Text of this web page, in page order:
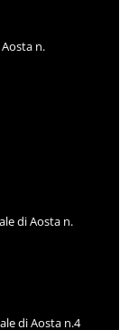
n.
di Aosta n.
di Aosta n.4